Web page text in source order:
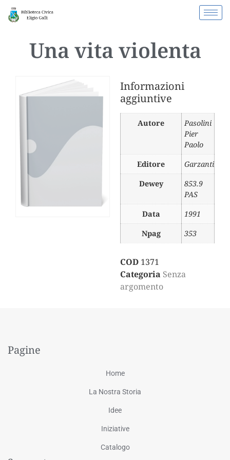
Una vita violenta
Informazioni
aggiuntive
Autore
Pasolini
Pier
Paolo
Editore
Garzanti
Dewey
853.9
PAS
Data
1991
Npag
353
COD 1371
Categoria Senza
argomento
Pagine
Home
La Nostra Storia
Idee
Iniziative
Catalogo